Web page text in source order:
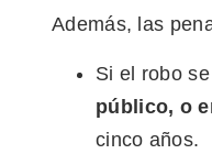
Además, las
Si el robo
público, o
cinco años.